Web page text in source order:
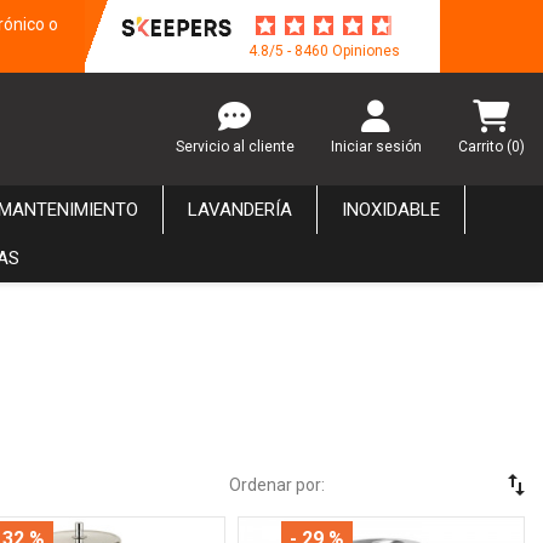
o
4.8/5 - 8460 Opiniones
Servicio al cliente Iniciar sesión Carrito (0)
LAVANDERÍA INOXIDABLE
Ordenar por: swap_vert